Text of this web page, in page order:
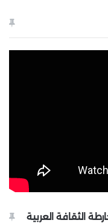
الثقافة العربية